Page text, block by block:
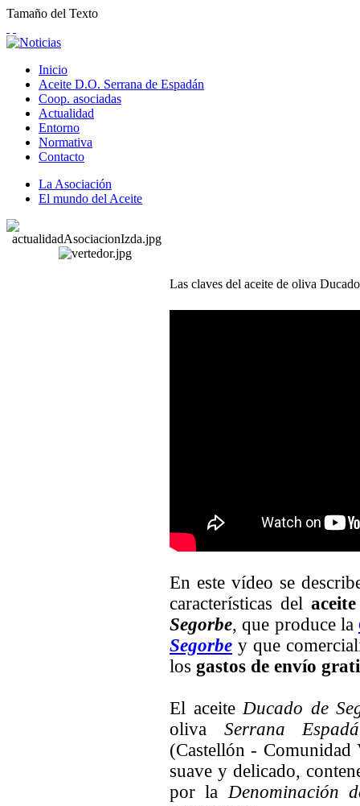
Tamaño del Texto
Inicio
Aceite D.O. Serrana de Espadán
Coop. asociadas
Actualidad
Entorno
Normativa
Contacto
La Asociación
El mundo del Aceite
Las claves del aceite de oliva
En este vídeo se
características del
Segorbe, que produce la
Segorbe y que
los gastos de envío
El aceiteDucado de
oliva Serrana
(Castellón - Comunidad
suave y delicado,
por laDenominación